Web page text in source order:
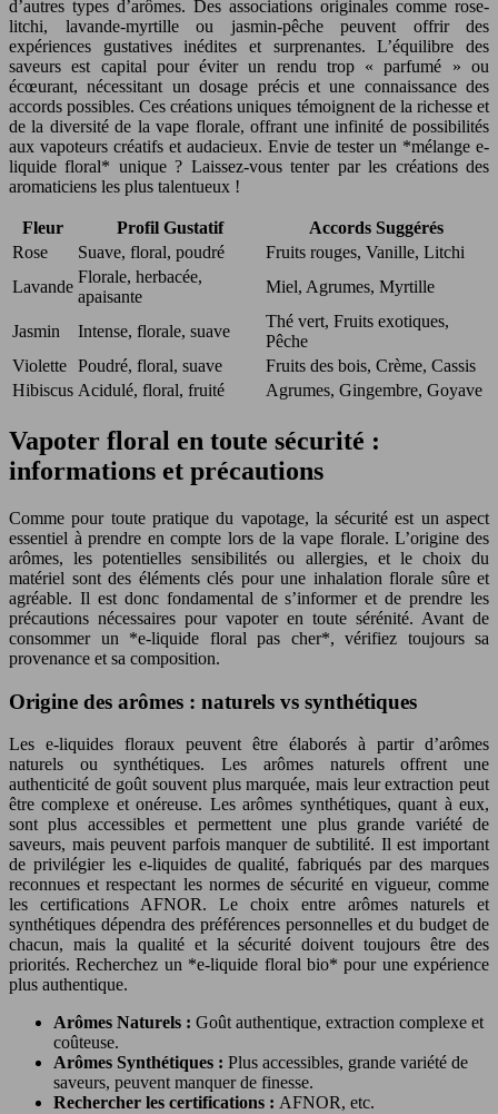
d’autres types d’arômes. Des associations originales comme rose-
litchi, lavande-myrtille ou jasmin-pêche peuvent offrir des
expériences gustatives inédites et surprenantes. L’équilibre des
saveurs est capital pour éviter un rendu trop « parfumé » ou
écœurant, nécessitant un dosage précis et une connaissance des
accords possibles. Ces créations uniques témoignent de la richesse et
de la diversité de la vape florale, offrant une infinité de possibilités
aux vapoteurs créatifs et audacieux. Envie de tester un *mélange e-
liquide floral* unique ? Laissez-vous tenter par les créations des
aromaticiens les plus talentueux !
Fleur Profil Gustatif
Accords Suggérés
Rose
Suave, floral, poudré
Fruits rouges, Vanille, Litchi
Lavande
Florale, herbacée,
apaisante
Miel, Agrumes, Myrtille
Jasmin Intense, florale, suave
Thé vert, Fruits exotiques,
Pêche
Violette Poudré, floral, suave
Fruits des bois, Crème, Cassis
Hibiscus Acidulé, floral, fruité Agrumes, Gingembre, Goyave
Vapoter floral en toute sécurité :
informations et précautions
Comme pour toute pratique du vapotage, la sécurité est un aspect
essentiel à prendre en compte lors de la vape florale. L’origine des
arômes, les potentielles sensibilités ou allergies, et le choix du
matériel sont des éléments clés pour une inhalation florale sûre et
agréable. Il est donc fondamental de s’informer et de prendre les
précautions nécessaires pour vapoter en toute sérénité. Avant de
consommer un *e-liquide floral pas cher*, vérifiez toujours sa
provenance et sa composition.
Origine des arômes : naturels vs synthétiques
Les e-liquides floraux peuvent être élaborés à partir d’arômes
naturels ou synthétiques. Les arômes naturels offrent une
authenticité de goût souvent plus marquée, mais leur extraction peut
être complexe et onéreuse. Les arômes synthétiques, quant à eux,
sont plus accessibles et permettent une plus grande variété de
saveurs, mais peuvent parfois manquer de subtilité. Il est important
de privilégier les e-liquides de qualité, fabriqués par des marques
reconnues et respectant les normes de sécurité en vigueur, comme
les certifications AFNOR. Le choix entre arômes naturels et
synthétiques dépendra des préférences personnelles et du budget de
chacun, mais la qualité et la sécurité doivent toujours être des
priorités. Recherchez un *e-liquide floral bio* pour une expérience
plus authentique.
Arômes Naturels : Goût authentique, extraction complexe et
coûteuse.
Arômes Synthétiques : Plus accessibles, grande variété de
saveurs, peuvent manquer de finesse.
Rechercher les certifications : AFNOR, etc.